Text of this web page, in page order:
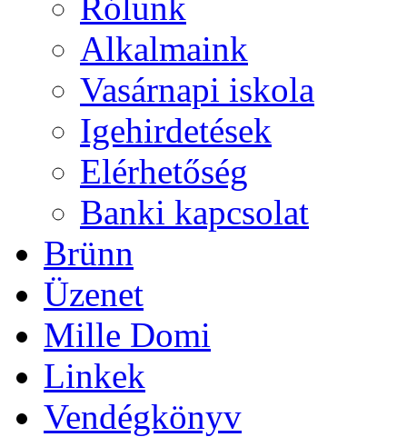
Alkalmaink
Vasárnapi iskola
Igehirdetések
Elérhetőség
Banki kapcsolat
Brünn
Üzenet
Mille Domi
Linkek
Vendégkönyv